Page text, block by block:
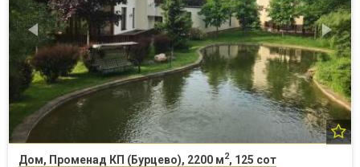
Дом, Променад КП (Бурцево), 2200 м2, 125 сот